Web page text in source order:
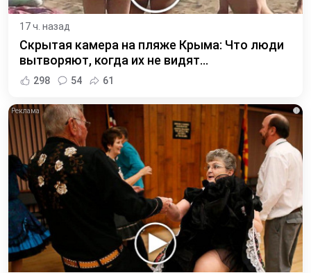
17 ч. назад
Скрытая камера на пляже Крыма: Что люди
вытворяют, когда их не видят...
298 54 61
i